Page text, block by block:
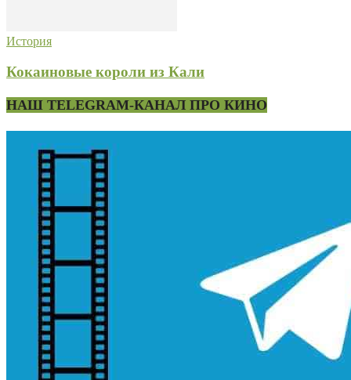
История
Кокаиновые короли из Кали
НАШ TELEGRAM-КАНАЛ ПРО КИНО